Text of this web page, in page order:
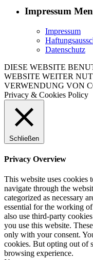
Impressum
Impressum
Datenschutz
DIESE WEBSITE
WEBSITE WEITER
VERWENDUNG VON
Privacy & Cookies Policy
Schließen
Privacy Overview
This website uses cookies
navigate through the
categorized as necessary
essential for the working
also use third-party
you use this website.
only with your consent.
cookies. But opting out of
browsing experience.